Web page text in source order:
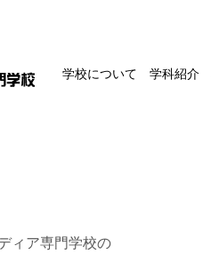
学校について 学科紹介
ィア専門学校の